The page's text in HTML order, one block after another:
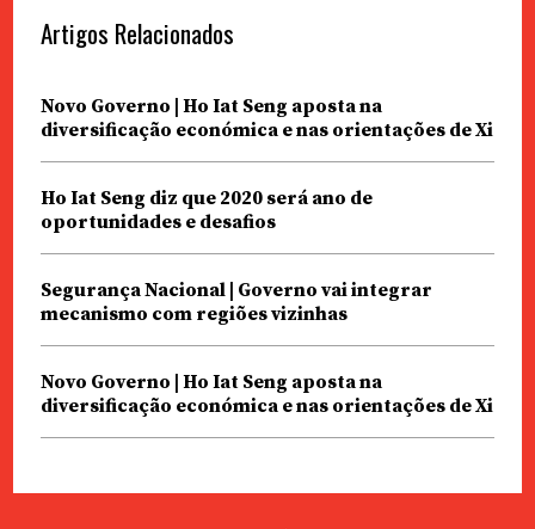
Artigos Relacionados
Novo Governo | Ho Iat Seng aposta na
diversificação económica e nas orientações de Xi
Ho Iat Seng diz que 2020 será ano de
oportunidades e desafios
Segurança Nacional | Governo vai integrar
mecanismo com regiões vizinhas
Novo Governo | Ho Iat Seng aposta na
diversificação económica e nas orientações de Xi